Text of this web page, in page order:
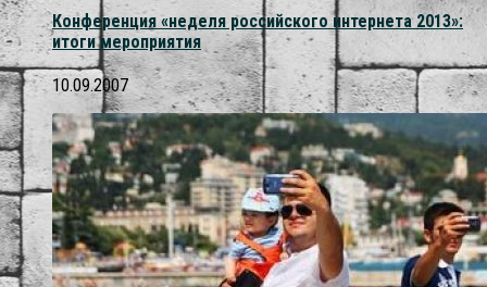
Конференция «неделя российского интернета 2013»:
итоги мероприятия
10.09.2007